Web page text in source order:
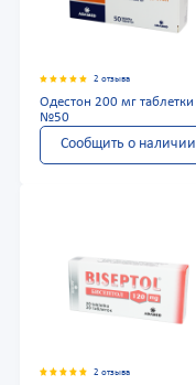
2 отзыва
Одестон 200 мг таблетки
№50
Сообщить о наличии
2 отзыва